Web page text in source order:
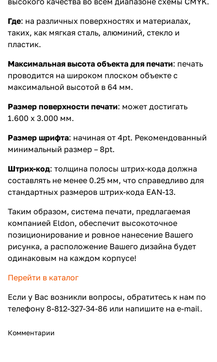
Где: на различных поверхностях и материалах,
таких, как мягкая сталь, алюминий, стекло и
пластик.
Максимальная высота объекта для печати: печать
проводится на широком плоском объекте с
максимальной высотой в 64 мм.
Размер поверхности печати: может достигать
1.600 x 3.000 мм.
Размер шрифта: начиная от 4pt. Рекомендованный
минимальный размер – 8pt.
Штрих-код: толщина полосы штрих-кода должна
составлять не менее 0.25 мм, что справедливо для
стандартных размеров штрих-кода EAN-13.
Таким образом, система печати, предлагаемая
компанией Eldon, обеспечит высокоточное
позиционирование и ровное нанесение Вашего
рисунка, а расположение Вашего дизайна будет
одинаковым на каждом корпусе!
Перейти в каталог
Если у Вас возникли вопросы, обратитесь к нам по
телефону 8-812-327-34-86 или напишите на e-mail.
Комментарии